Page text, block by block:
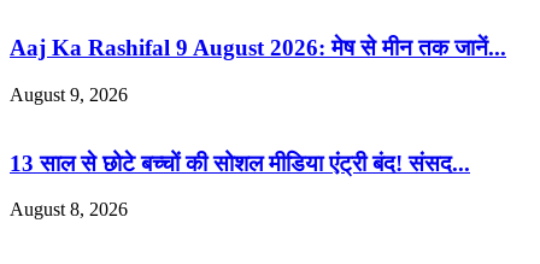
Aaj Ka Rashifal 9 August 2026: मेष से मीन तक जानें...
August 9, 2026
13 साल से छोटे बच्चों की सोशल मीडिया एंट्री बंद! संसद...
August 8, 2026